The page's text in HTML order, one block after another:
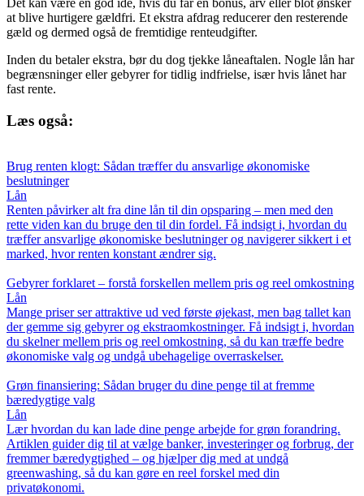
at blive hurtigere gældfri. Et ekstra afdrag reducerer den resterende
gæld og dermed også de fremtidige renteudgifter.
Inden du betaler ekstra, bør du dog tjekke låneaftalen. Nogle lån har
begrænsninger eller gebyrer for tidlig indfrielse, især hvis lånet har
fast rente.
Læs også:
Brug renten klogt: Sådan træffer du ansvarlige økonomiske
beslutninger
Lån
Renten påvirker alt fra dine lån til din opsparing – men med den
rette viden kan du bruge den til din fordel. Få indsigt i, hvordan du
træffer ansvarlige økonomiske beslutninger og navigerer sikkert i et
marked, hvor renten konstant ændrer sig.
Gebyrer forklaret – forstå forskellen mellem pris og reel omkostning
Lån
Mange priser ser attraktive ud ved første øjekast, men bag tallet kan
der gemme sig gebyrer og ekstraomkostninger. Få indsigt i, hvordan
du skelner mellem pris og reel omkostning, så du kan træffe bedre
økonomiske valg og undgå ubehagelige overraskelser.
Grøn finansiering: Sådan bruger du dine penge til at fremme
bæredygtige valg
Lån
Lær hvordan du kan lade dine penge arbejde for grøn forandring.
Artiklen guider dig til at vælge banker, investeringer og forbrug, der
fremmer bæredygtighed – og hjælper dig med at undgå
greenwashing, så du kan gøre en reel forskel med din
privatøkonomi.